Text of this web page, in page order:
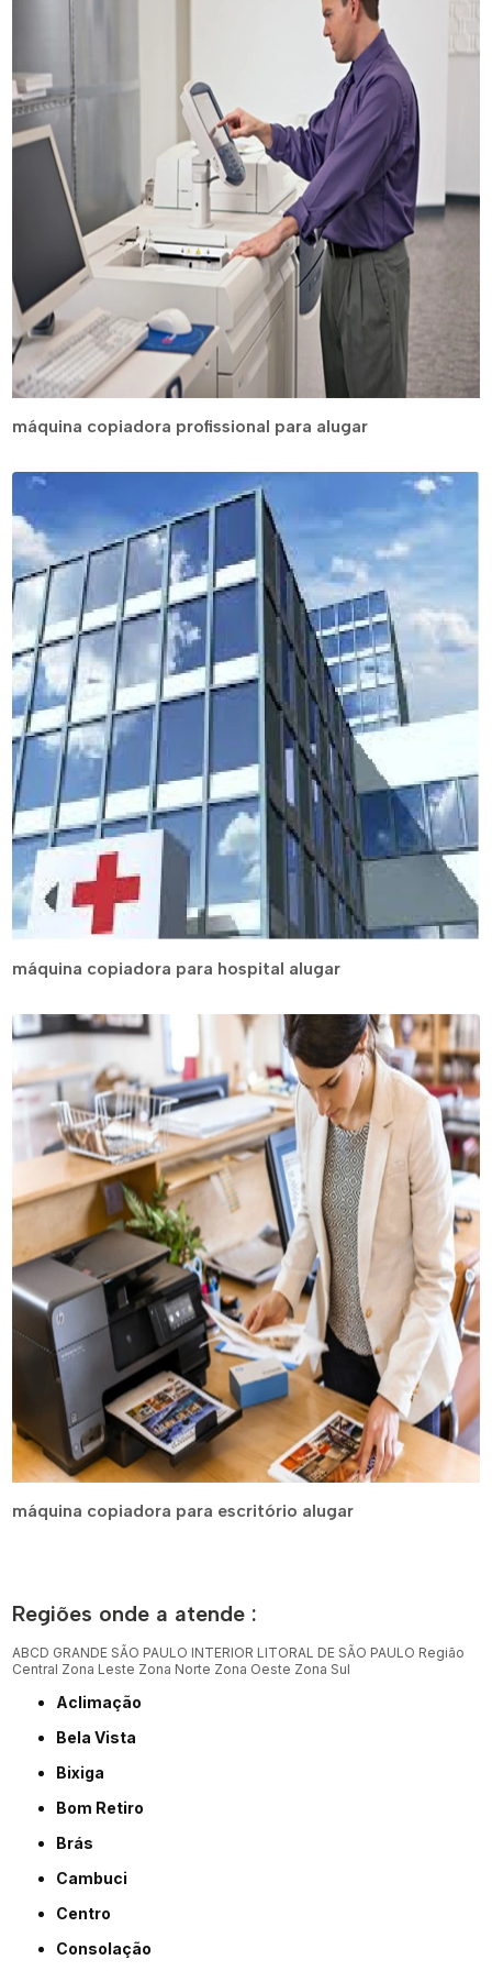
máquina copiadora profissional para alugar
máquina copiadora para hospital alugar
máquina copiadora para escritório alugar
Regiões onde a atende :
ABCD GRANDE SÃO PAULO INTERIOR LITORAL DE SÃO PAULO Região
Central Zona Leste Zona Norte Zona Oeste Zona Sul
Aclimação
Bela Vista
Bixiga
Bom Retiro
Brás
Cambuci
Centro
Consolação